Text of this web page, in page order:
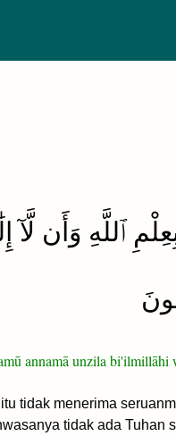
ٱللَّهِ وَأَن لَّآ
annamā unzila
tidak menerima
tidak ada